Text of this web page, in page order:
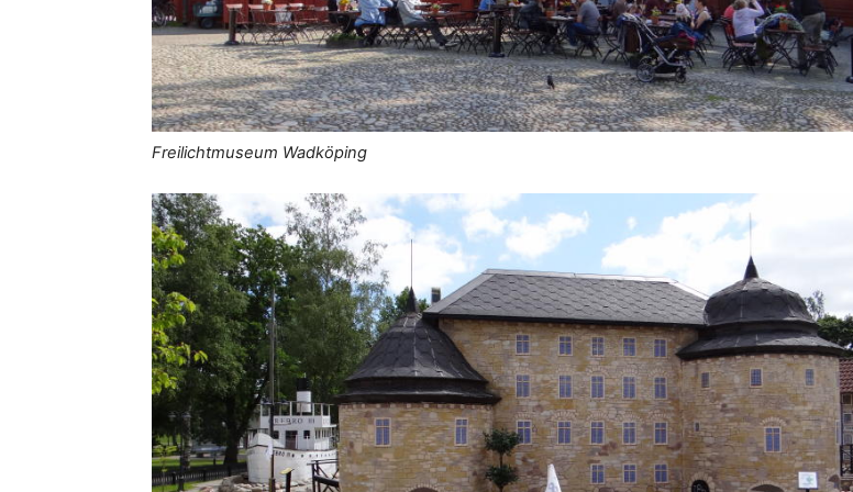
Freilichtmuseum Wadköping